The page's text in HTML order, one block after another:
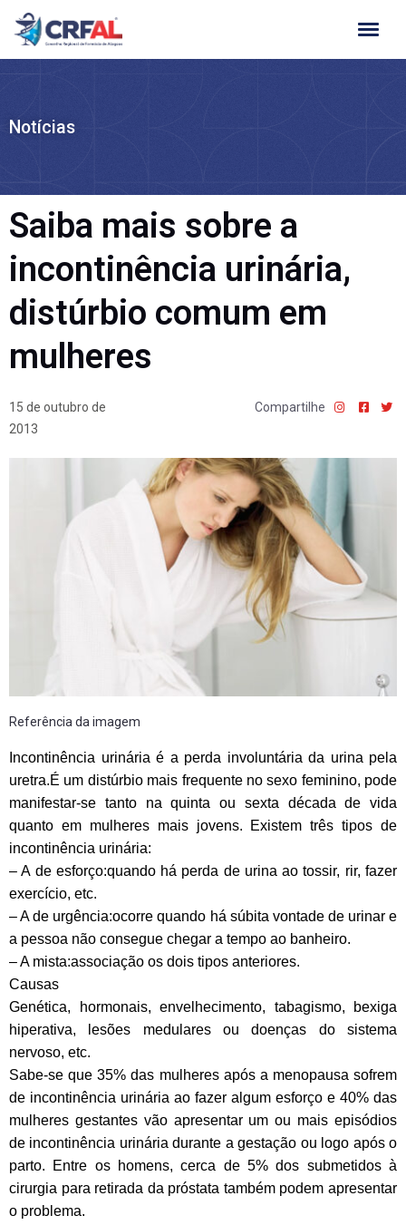
Ir
para
Notícias
Saiba mais sobre a
incontinência urinária,
distúrbio comum em
mulheres
15 de outubro de
2013
Compartilhe
Referência da imagem
Incontinência urinária é a perda involuntária da urina pela
uretra.É um distúrbio mais frequente no sexo feminino, pode
manifestar-se tanto na quinta ou sexta década de vida
quanto em mulheres mais jovens. Existem três tipos de
incontinência urinária:
– A de esforço:quando há perda de urina ao tossir, rir, fazer
exercício, etc.
– A de urgência:ocorre quando há súbita vontade de urinar e
a pessoa não consegue chegar a tempo ao banheiro.
– A mista:associação os dois tipos anteriores.
Causas
Genética, hormonais, envelhecimento, tabagismo, bexiga
hiperativa, lesões medulares ou doenças do sistema
nervoso, etc.
Sabe-se que 35% das mulheres após a menopausa sofrem
de incontinência urinária ao fazer algum esforço e 40% das
mulheres gestantes vão apresentar um ou mais episódios
de incontinência urinária durante a gestação ou logo após o
parto. Entre os homens, cerca de 5% dos submetidos à
cirurgia para retirada da próstata também podem apresentar
o problema.